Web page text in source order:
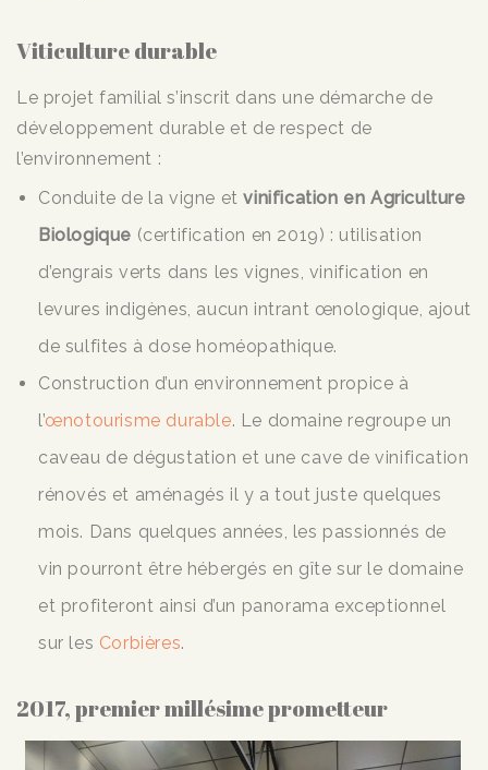
Viticulture durable
Le projet familial s’inscrit dans une démarche de
développement durable et de respect de
l’environnement :
Conduite de la vigne etvinification en Agriculture
Biologique (certification en 2019) : utilisation
d’engrais verts dans les vignes, vinification en
levures indigènes, aucun intrant œnologique, ajout
de sulfites à dose homéopathique.
Construction d’un environnement propice à
l’œnotourisme durable. Le domaine regroupe un
caveau de dégustation et une cave de vinification
rénovés et aménagés il y a tout juste quelques
mois. Dans quelques années, les passionnés de
vin pourront être hébergés en gîte sur le domaine
et profiteront ainsi d’un panorama exceptionnel
sur les Corbières.
2017, premier millésime prometteur